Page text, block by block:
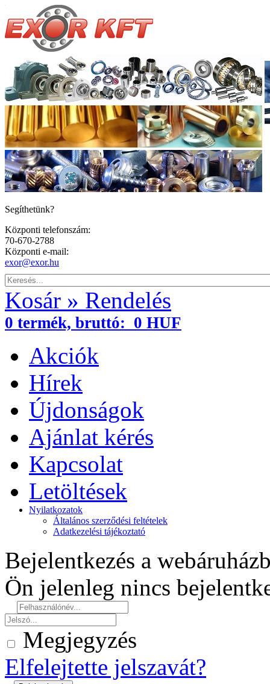
Segíthetünk?
Központi telefonszám:
70-670-2788
Központi e-mail:
exor@exor.hu
Kosár » Rendelés
0 termék, bruttó: 0 HUF
Akciók
Hírek
Újdonságok
Ajánlat kérés
Kapcsolat
Letöltések
Nyilatkozatok
Általános szerződési feltételek
Adatkezelési tájékoztató
Bejelentkezés a
Ön jelenleg nincs
Megjegyzés
Elfelejtette jelszavát?